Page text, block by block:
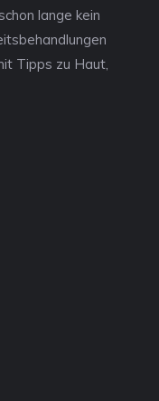
lange kein
Tipps zu Haut,